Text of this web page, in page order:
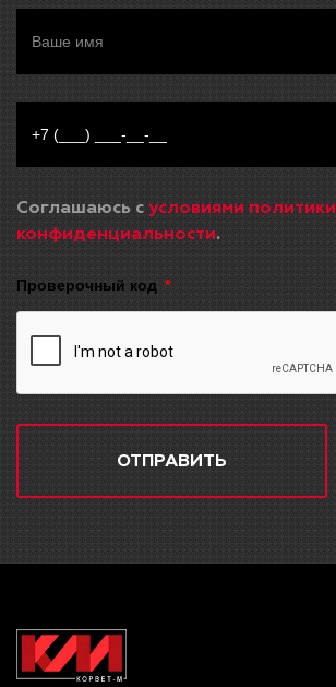
Соглашаюсь с условиями политики
конфиденциальности.
Проверочный код
ОТПРАВИТЬ